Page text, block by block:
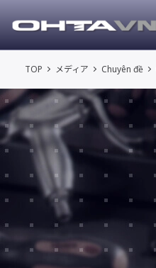
TOP メディア Chuyên đề